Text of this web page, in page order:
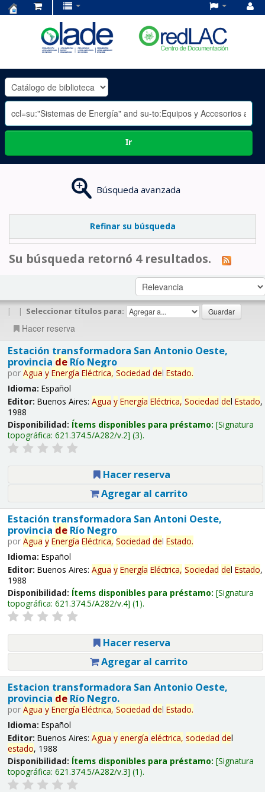
OLADE
-
Ir
Búsqueda avanzada
Refinar su búsqueda
Su búsqueda retornó 4 resultados.
| | Seleccionar títulos para:
Hacer reserva
Estación transformadora San Antonio Oeste,
provincia deRío Negro
por Agua y Energía Eléctrica, Sociedad del Estado.
Idioma: Español
Editor: Buenos Aires: Agua y Energía Eléctrica, Sociedad del Estado,
1988
Disponibilidad: Ítems disponibles para préstamo: Signatura
topográfica: 621.374.5/A282/v.2 (3).
Hacer reserva
Agregar al carrito
Estación transformadora San Antoni Oeste,
provincia deRío Negro
por Agua y Energía Eléctrica, Sociedad del Estado.
Idioma: Español
Editor: Buenos Aires: Agua y Energía Eléctrica, Sociedad del Estado,
1988
Disponibilidad: Ítems disponibles para préstamo: Signatura
topográfica: 621.374.5/A282/v.4 (1).
Hacer reserva
Agregar al carrito
Estacion transformadora San Antonio Oeste,
provincia deRío Negro.
por Agua y Energía Eléctrica, Sociedad del Estado.
Idioma: Español
Editor: Buenos Aires: Agua y energía eléctrica, sociedad del
estado, 1988
Disponibilidad: Ítems disponibles para préstamo: Signatura
topográfica: 621.374.5/A282/v.3 (1).